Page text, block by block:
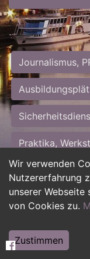
Wir verwenden
Nutzererfahrung
unserer Webseite
von Cookies zu.
Zustimmen
Journalismus,
Praktika,
Personalwesen
Hilfskräfte,
Weiterbildung,